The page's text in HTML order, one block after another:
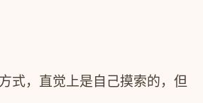
式，直觉上是自己摸索的，但